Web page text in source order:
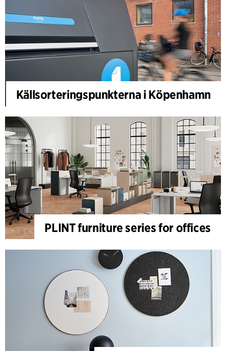
Källsorteringspunkterna i Köpenhamn
PLINT furniture series for offices